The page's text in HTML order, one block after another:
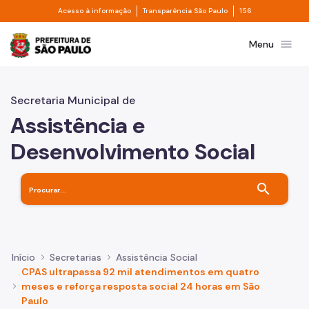
Pular para o Conteúdo principal
Acesso à informação Divisor de acesso à informação
Transparência São Paulo Divisor de
156
Prefeitura de São PauloMenu menu
Secretaria Municipal de
Assistência e
Desenvolvimento Social
search
Início Secretarias
Assistência Social
CPAS ultrapassa 92 mil atendimentos em quatro
meses e reforça resposta social 24 horas em São
Paulo